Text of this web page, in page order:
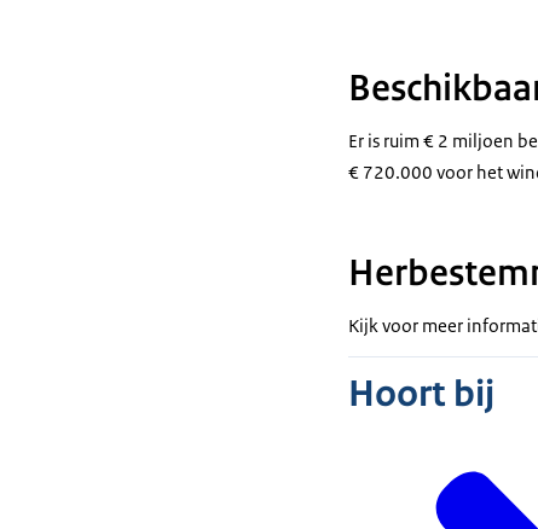
Er is ruim € 2 miljoen
€ 720.000 voor het
Kijk voor meer
Hoort bij